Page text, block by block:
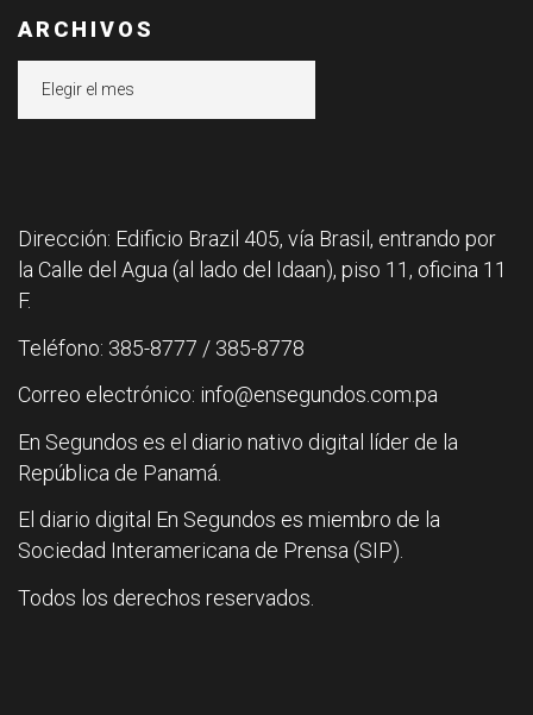
ARCHIVOS
Dirección: Edificio Brazil 405, vía Brasil, entrando por
la Calle del Agua (al lado del Idaan), piso 11, oficina 11
F.
Teléfono: 385-8777 / 385-8778
Correo electrónico: info@ensegundos.com.pa
En Segundos es el diario nativo digital líder de la
República de Panamá.
El diario digital En Segundos es miembro de la
Sociedad Interamericana de Prensa (SIP).
Todos los derechos reservados.